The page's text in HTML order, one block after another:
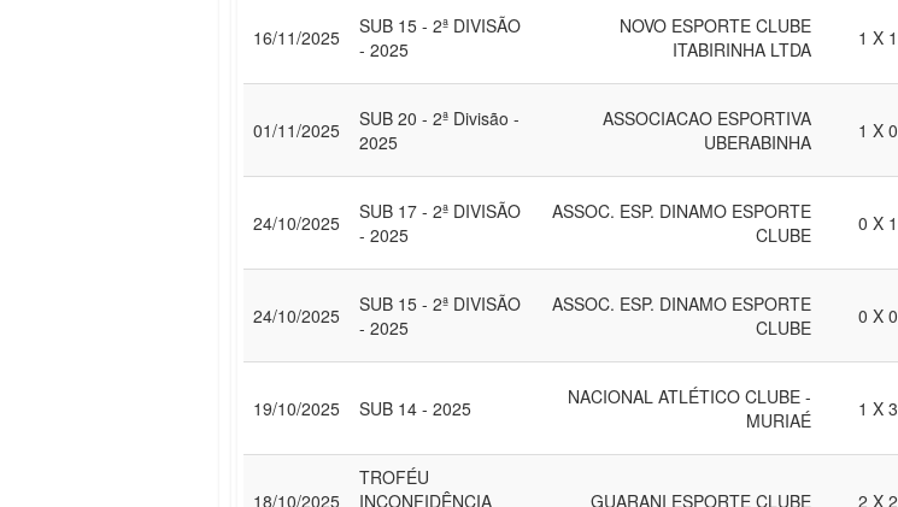
16/11/2025
SUB 15 - 2ª DIVISÃO
- 2025
NOVO ESPORTE CLUBE
ITABIRINHA LTDA
1 X 1
01/11/2025
SUB 20 - 2ª Divisão -
2025
ASSOCIACAO ESPORTIVA
UBERABINHA
1 X 0
24/10/2025
SUB 17 - 2ª DIVISÃO
- 2025
ASSOC. ESP. DINAMO ESPORTE
CLUBE
0 X 1
24/10/2025
SUB 15 - 2ª DIVISÃO
- 2025
ASSOC. ESP. DINAMO ESPORTE
CLUBE
0 X 0
19/10/2025 SUB 14 - 2025
NACIONAL ATLÉTICO CLUBE -
MURIAÉ
1 X 3
18/10/2025
TROFÉU
INCONFIDÊNCIA
GUARANI ESPORTE CLUBE 2 X 2